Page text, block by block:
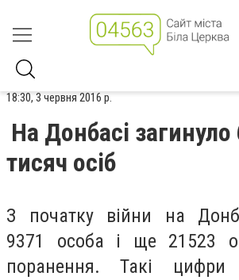
18:30, 3 червня 2016 р.
На Донбасі загинуло
тисяч осіб
З початку війни на
9371 особа і ще 21523
поранення. Такі